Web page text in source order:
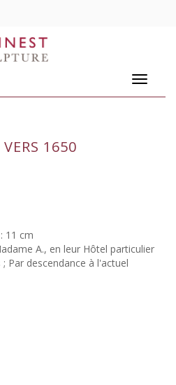
Toggle
1650
11 cm
A., en leur Hôtel particulier
Par descendance à l'actuel